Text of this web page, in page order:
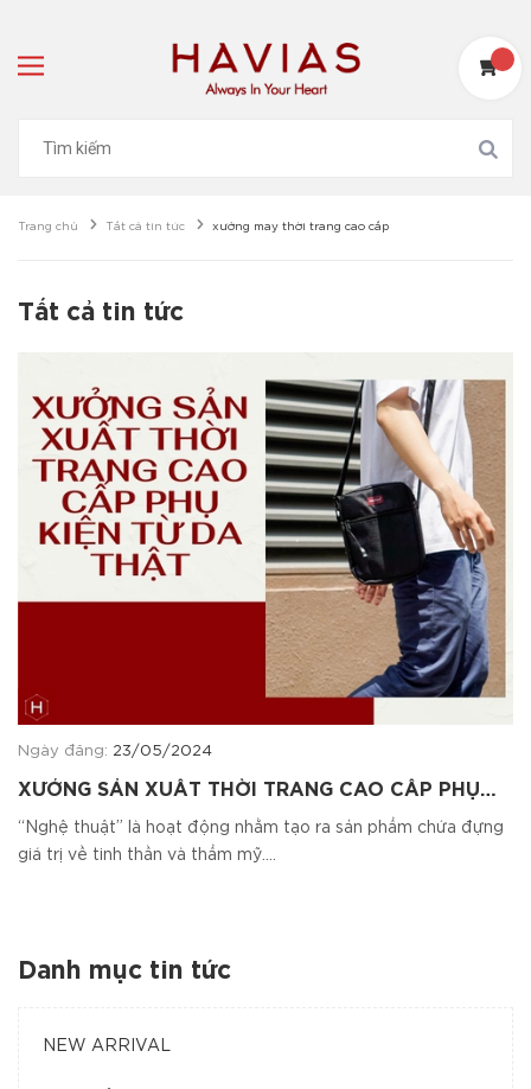
Trang chủ Tất cả tin tức xưởng may thời trang cao cấp
Tất cả tin tức
Ngày đăng: 23/05/2024
XƯỞNG SẢN XUẤT THỜI TRANG CAO CẤP PHỤ
“Nghệ thuật” là hoạt động nhằm tạo ra sản phẩm chứa đựng
giá trị về tinh thần và thẩm mỹ....
Danh mục tin tức
NEW ARRIVAL